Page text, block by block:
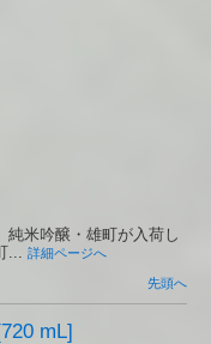
純米吟醸・雄町が入荷し
... 詳細ページへ
先頭へ
mL]